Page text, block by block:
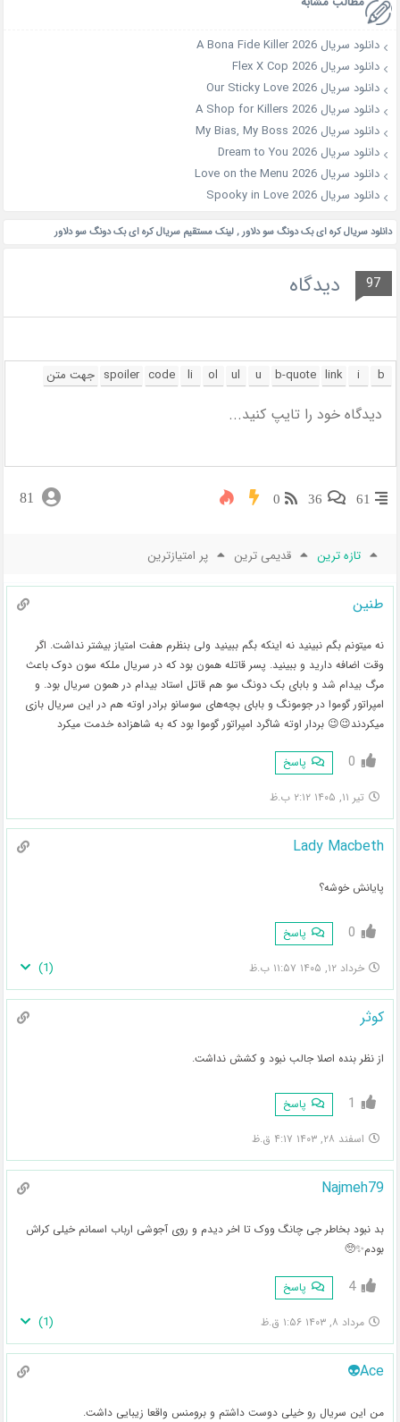
دانلود سریال A Bona Fide Killer 2026
دانلود سریال Flex X Cop 2026
دانلود سریال Our Sticky Love 2026
دانلود سریال A Shop for Killers 2026
دانلود سریال My Bias, My Boss 2026
دانلود سریال Dream to You 2026
دانلود سریال Love on the Menu 2026
دانلود سریال Spooky in Love 2026
دانلود سریال کره ای بک دونگ سو دلاور,لینک مستقیم سریال کره ای بک دونگ سو دلاور
97 دیدگاه
61
36
0
81
تازه ترین قدیمی ترین پر امتیازترین
طنین
نه میتونم بگم نبینید نه اینکه بگم ببینید ولی بنظرم هفت امتیاز بیشتر نداشت. اگر
وقت اضافه دارید و ببینید. پسر قاتله همون بود که در سریال ملکه سون دوک باعث
مرگ بیدام شد و بابای بک دونگ سو هم قاتل استاد بیدام در همون سریال بود. و
امپراتور گوموا در جومونگ و بابای بچه‌های سوسانو برادر اوته هم در این سریال بازی
میکردند😉😉 بردار اوته شاگرد امپراتور گوموا بود که به شاهزاده خدمت میکرد
0 پاسخ
تیر ۱۱, ۱۴۰۵ ۲:۱۲ ب.ظ
Lady Macbeth
پایانش خوشه؟
0 پاسخ
خرداد ۱۲, ۱۴۰۵ ۱۱:۵۷ ب.ظ (
1
)
کوثر
از نظر بنده اصلا جالب نبود و کشش نداشت.
1 پاسخ
اسفند ۲۸, ۱۴۰۳ ۴:۱۷ ق.ظ
Najmeh79
بد نبود بخاطر جی چانگ ووک تا اخر دیدم و روی آجوشی ارباب اسمانم خیلی کراش
بودم✨️🥺
4 پاسخ
مرداد ۸, ۱۴۰۳ ۱:۵۶ ق.ظ (
1
)
Ace👽
من این سریال رو خیلی دوست داشتم و برومنس واقعا زیبایی داشت.